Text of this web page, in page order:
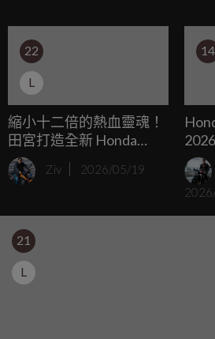
22
L
縮小十二倍的熱血靈魂！
田宮打造全新 Honda
CB1000F 模型，連同二行
程傳奇 RZV500R 攜手重
Ziv 2026/05/19
14
基因
的運
21
L